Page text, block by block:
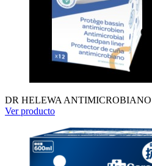
DR HELEWA
Ver producto